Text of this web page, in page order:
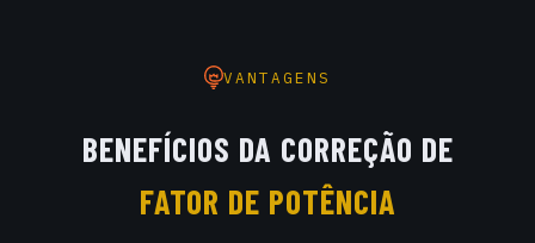
VANTAGENS
BENEFÍCIOS DA CORREÇÃO DE
FATOR DE POTÊNCIA